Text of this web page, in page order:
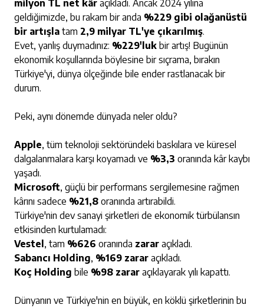
milyon TL net kâr açıkladı. Ancak 2024 yılına
geldiğimizde, bu rakam bir anda %229 gibi olağanüstü
bir artışla tam 2,9 milyar TL'ye çıkarılmış.
Evet, yanlış duymadınız: %229'luk bir artış! Bugünün
ekonomik koşullarında böylesine bir sıçrama, bırakın
Türkiye'yi, dünya ölçeğinde bile ender rastlanacak bir
durum.
Peki, aynı dönemde dünyada neler oldu?
Apple, tüm teknoloji sektöründeki baskılara ve küresel
dalgalanmalara karşı koyamadı ve %3,3 oranında kâr kaybı
yaşadı.
Microsoft, güçlü bir performans sergilemesine rağmen
kârını sadece %21,8 oranında artırabildi.
Türkiye'nin dev sanayi şirketleri de ekonomik türbülansın
etkisinden kurtulamadı:
Vestel , tam %626 oranında zarar açıkladı.
Sabancı Holding, %169 zarar açıkladı.
Koç Holding bile %98 zarar açıklayarak yılı kapattı.
Dünyanın ve Türkiye'nin en büyük, en köklü şirketlerinin bu